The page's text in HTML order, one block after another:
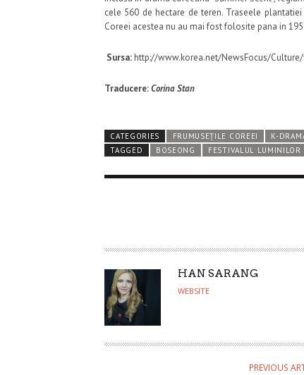
cele 560 de hectare de teren. Traseele
Coreei acestea nu au mai fost folosite pana in
Sursa: http://www.korea.net/NewsFocus/
Traducere:Corina Stan
CATEGORIES FRUMUSEȚILE COREEI
K-
TAGGED
BOSEONG FESTIVALUL LUMINILOR
A
U
O
HAN SARANG
WEBSITE
PREVIOUS